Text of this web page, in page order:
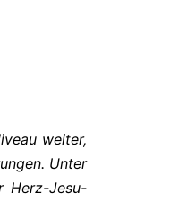
weiter,
Unter
Herz-Jesu-